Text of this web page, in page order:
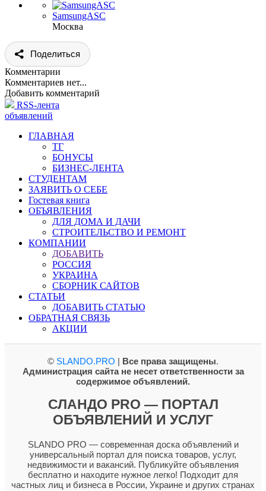
SamsungASC
Москва
Поделиться
Комментарии
Комментариев нет...
Добавить комментарий
RSS-лента
объявлений
ГЛАВНАЯ
ТГ
БОНУСЫ
БИЗНЕС-ЛЕНТА
СТУДЕНТАМ
ЗАЯВИТЬ О СЕБЕ
Гостевая книга
ОБЪЯВЛЕНИЯ
ДЛЯ ДОМА И ДАЧИ
СТРОИТЕЛЬСТВО И РЕМОНТ
КОМПАНИИ
ДОБАВИТЬ
РОССИЯ
УКРАИНА
СБОРНИК САЙТОВ
СТАТЬИ
ДОБАВИТЬ СТАТЬЮ
ОБРАТНАЯ СВЯЗЬ
АКЦИИ
© SLANDO.PRO | Все права защищены.
Администрация сайта не несет ответственности за
содержимое объявлений.
СЛАНДО PRO — ПОРТАЛ
ОБЪЯВЛЕНИЙ И УСЛУГ
SLANDO PRO — современная доска объявлений и
универсальный портал для поиска товаров, услуг,
недвижимости и вакансий. Публикуйте объявления
бесплатно и находите нужное легко! Подходит для
частных лиц и бизнеса в России, Украине и других странах